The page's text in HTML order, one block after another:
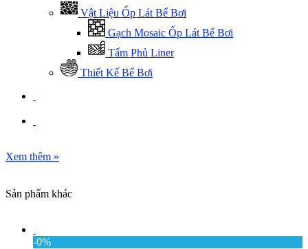
Vật Liệu Ốp Lát Bể Bơi
Gạch Mosaic Ốp Lát Bể Bơi
Tấm Phủ Liner
Thiết Kế Bể Bơi
Xem thêm »
Sản phẩm khác
-0%